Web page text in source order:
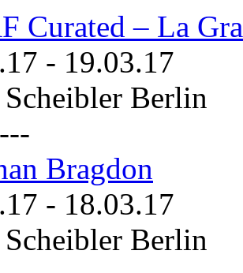
Curated – La
- 19.03.17
Berlin
Bragdon
- 18.03.17
Berlin